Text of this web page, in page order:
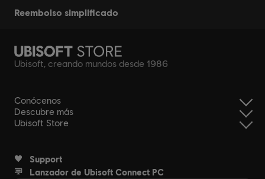
reembolso simplificado
Ubisoft, creando mundos desde 1986
Conócenos
Descubre más
Ubisoft Store
Support
Lanzador de Ubisoft Connect PC